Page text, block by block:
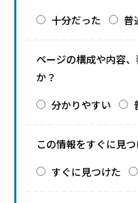
十分だった
普
ページの構成や内容
か？
分かりやすい
この情報をすぐに見
すぐに見つけた